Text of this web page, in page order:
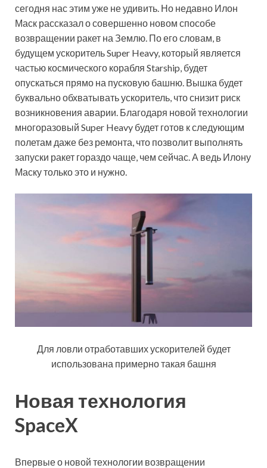
сегодня нас этим уже не удивить. Но недавно Илон
Маск рассказал о совершенно новом способе
возвращении ракет на Землю. По его словам, в
будущем ускоритель Super Heavy, который является
частью космического корабля Starship, будет
опускаться прямо на пусковую башню. Вышка будет
буквально обхватывать ускоритель, что снизит риск
возникновения аварии. Благодаря новой технологии
многоразовый Super Heavy будет готов к следующим
полетам даже без ремонта, что позволит выполнять
запуски ракет гораздо чаще, чем сейчас. А ведь Илону
Маску только это и нужно.
Для ловли отработавших ускорителей будет
использована примерно такая башня
Новая технология
SpaceX
Впервые о новой технологии возвращении